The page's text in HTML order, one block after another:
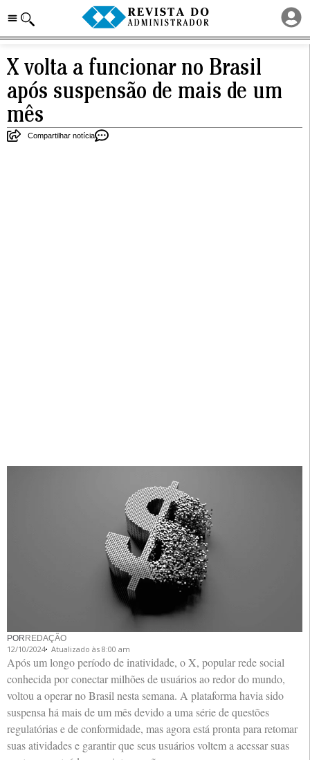
X volta a funcionar no Brasil
após suspensão de mais de um
mês
Compartilhar notícia
POR REDAÇÃO
12/10/2024 Atualizado às 8:00 am
Após um longo período de inatividade, o X, popular rede social
conhecida por conectar milhões de usuários ao redor do mundo,
voltou a operar no Brasil nesta semana. A plataforma havia sido
suspensa há mais de um mês devido a uma série de questões
regulatórias e de conformidade, mas agora está pronta para retomar
suas atividades e garantir que seus usuários voltem a acessar suas